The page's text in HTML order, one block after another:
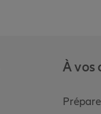
À vos